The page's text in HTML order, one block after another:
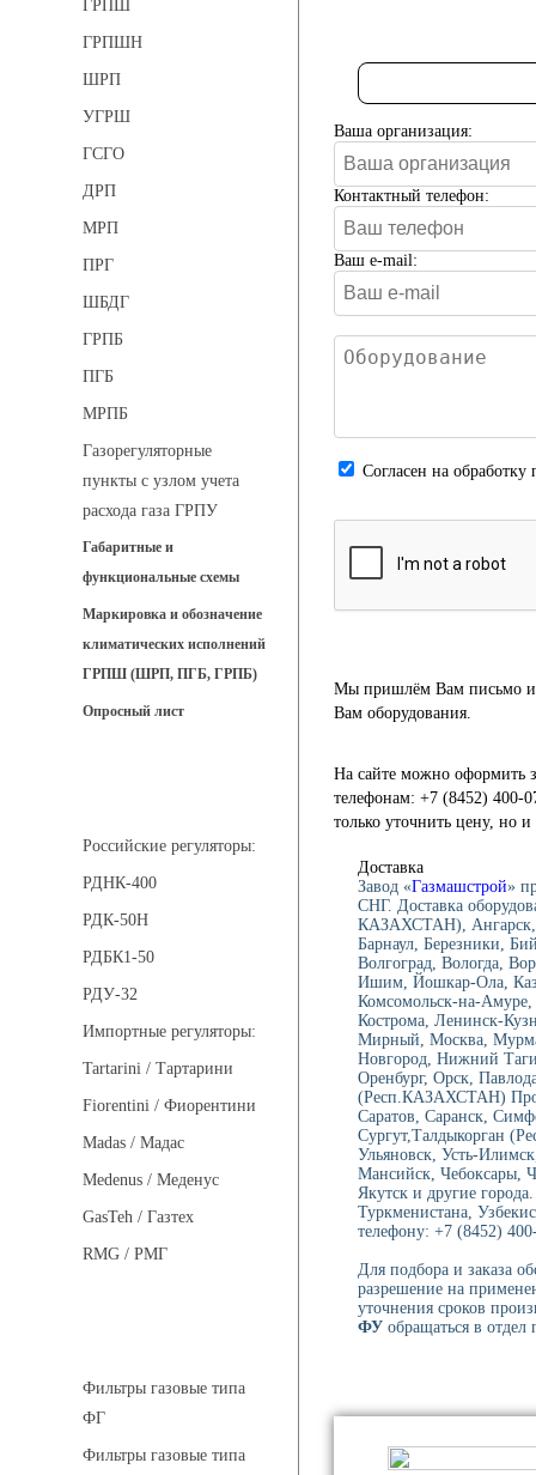
ГРПШ
ГРПШН
ШРП
УГРШ
ГСГО
ДРП
МРП
ПРГ
ШБДГ
ГРПБ
ПГБ
МРПБ
Газорегуляторные
пункты с узлом учета
расхода газа ГРПУ
Габаритные и
функциональные схемы
Маркировка и обозначение
климатических исполнений
ГРПШ (ШРП, ПГБ, ГРПБ)
Опросный лист
Российские регуляторы:
РДНК-400
РДК-50Н
РДБК1-50
РДУ-32
Импортные регуляторы:
Tartarini / Тартарини
Fiorentini / Фиорентини
Madas / Мадас
Medenus / Меденус
GasTeh / Газтех
RMG / РМГ
Фильтры газовые типа
ФГ
Фильтры газовые типа
Ваша организация:
Контактный телефон:
Ваш e-mail:
Cогласен на
Мы пришлём Вам письмо и
Вам оборудования.
На сайте можно оформить
телефонам: +7 (8452) 400-
только уточнить цену, но
Доставка
Завод «Газмашстрой»
СНГ. Доставка
КАЗАХСТАН), Ангарск,
Барнаул, Березники,
Волгоград, Вологда,
Ишим, Йошкар-Ола,
Комсомольск-на-
Кострома, Ленинск-
Мирный, Москва,
Новгород, Нижний
Оренбург, Орск,
(Респ.КАЗАХСТАН)
Саратов, Саранск,
Сургут,Талдыкорган
Ульяновск, Усть-
Мансийск, Чебоксары,
Якутск и другие
Туркменистана,
телефону: +7 (8452)
Для подбора и заказа
разрешение на
уточнения сроков
ФУобращаться в отдел